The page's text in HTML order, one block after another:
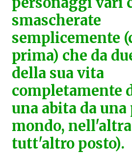
smascherate
semplicemente
prima) che da
della sua vita
completamente
una abita da una
mondo,
tutt'altro posto).